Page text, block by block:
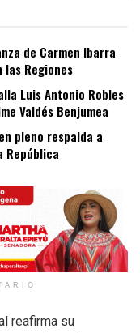
de Carmen Ibarra
las Regiones
Luis Antonio Robles
Valdés Benjumea
pleno respalda a
República
reafirma su